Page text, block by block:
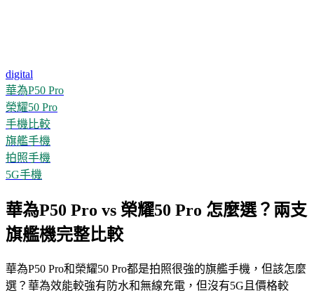
digital
華為P50 Pro
榮耀50 Pro
手機比較
旗艦手機
拍照手機
5G手機
華為P50 Pro vs 榮耀50 Pro 怎麼選？兩支
旗艦機完整比較
華為P50 Pro和榮耀50 Pro都是拍照很強的旗艦手機，但該怎麼
選？華為效能較強有防水和無線充電，但沒有5G且價格較